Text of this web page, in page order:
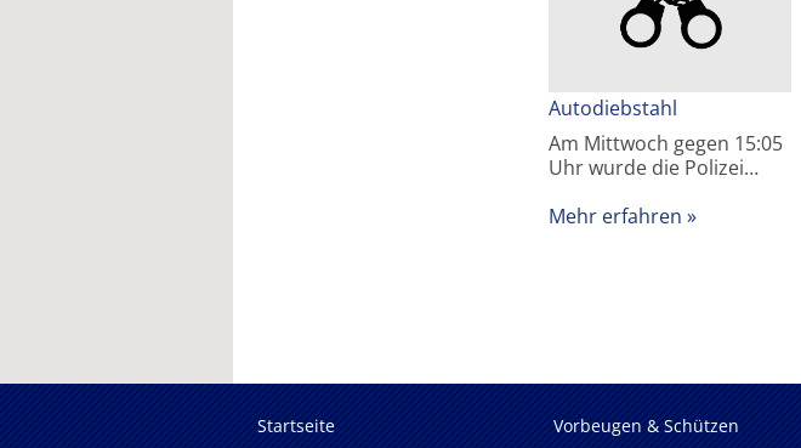
Autodiebstahl
Am Mittwoch gegen 15:05
Uhr wurde die Polizei…
Mehr erfahren
Startseite
Vorbeugen & Schützen